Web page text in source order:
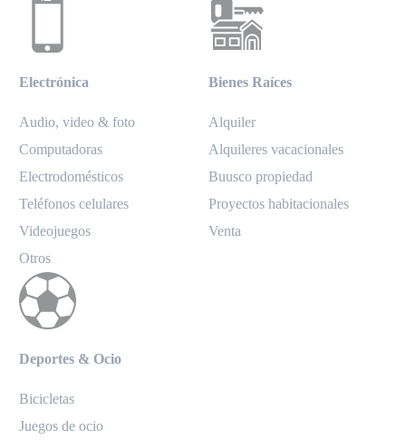
Electrónica
Audio, video & foto
Computadoras
Electrodomésticos
Teléfonos celulares
Videojuegos
Otros
Bienes Raíces
Alquiler
Alquileres vacacionales
Buusco propiedad
Proyectos habitacionales
Venta
Deportes & Ocio
Bicicletas
Juegos de ocio